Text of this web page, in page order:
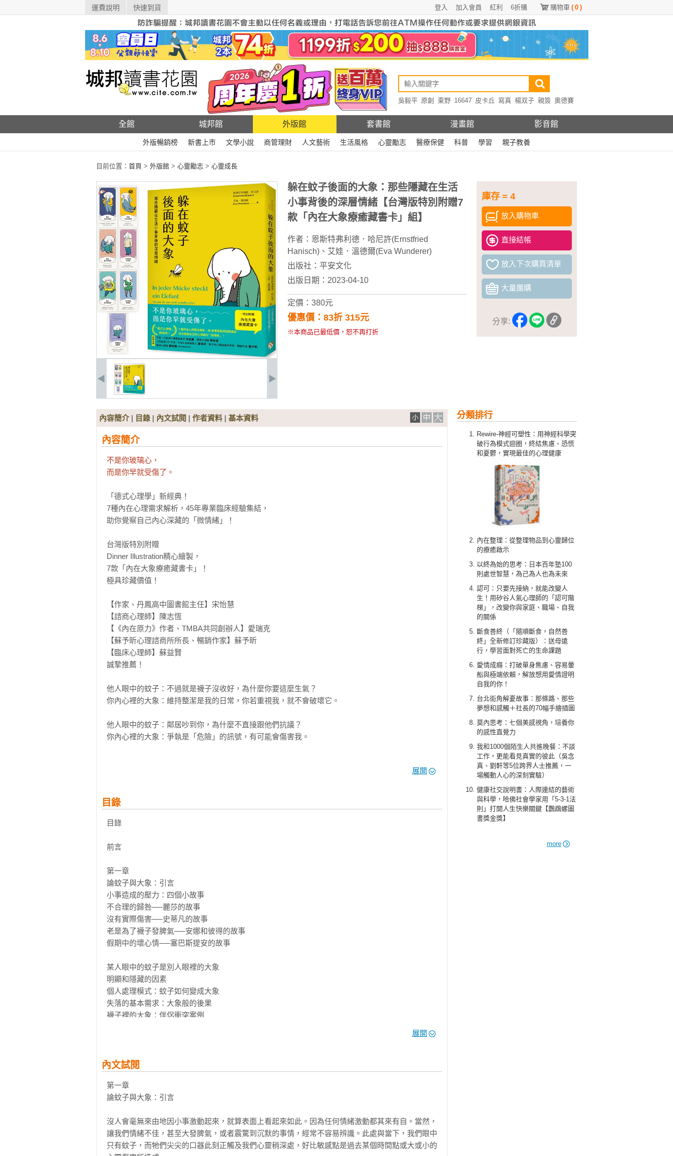
運費說明 快速到貨 購物車 ( 0 )
6折購
紅利
加入會員
登入
吳毅平 原創 東野 16647 皮卡丘 寫真 楊双子 親簽 奧德賽
全館 城邦館 外版館 套書館 漫畫館 影音館
外版暢銷榜 新書上市 文學小說 商管理財 人文藝術 生活風格 心靈勵志 醫療保健 科普 學習 親子教養
目前位置： 首頁 > 外版館 > 心靈勵志 > 心靈成長
庫存 = 4
放入購物車
直接結帳
放入下次購買清單
大量團購
分享:
躲在蚊子後面的大象：那些隱藏在生活
小事背後的深層情緒【台灣版特別附贈7
款「內在大象療癒藏書卡」組】
作者： 恩斯特弗利德．哈尼許(Ernstfried
Hanisch) 、 艾娃．溫德爾(Eva Wunderer)
出版社： 平安文化
出版日期：2023-04-10
定價：380元
優惠價：83折 315元
※本商品已最低價，恕不再打折
分類排行
Rewire-神經可塑性：用神經科學突
破行為模式迴圈，終結焦慮、恐慌
和憂鬱，實現最佳的心理健康
內在整理：從整理物品到心靈歸位
的療癒啟示
以終為始的思考：日本百年塾100
則處世智慧，為己為人也為未來
認可：只要先接納，就能改變人
生！用矽谷人氣心理師的「認可階
梯」，改變你與家庭、職場、自我
的關係
斷食善終（「隨順斷食，自然善
終」全新修訂珍藏版）：送母遠
行，學習面對死亡的生命課題
愛情成癮：打破單身焦慮、容易暈
船與極端依賴，解放想用愛情證明
自我的你！
台北街角解憂故事：那條路、那些
夢想和感觸＋社長的70幅手繪插圖
莫內思考：七個美感視角，培養你
的感性直覺力
我和1000個陌生人共進晚餐：不談
工作，更能看見真實的彼此（吳念
真、劉軒等5位跨界人士推薦，一
場觸動人心的深刻實驗）
健康社交說明書：人際連結的藝術
與科學，哈佛社會學家用「5-3-1法
則」打開人生快樂關鍵【鸚鵡螺圖
書獎金獎】
more
內容簡介| 目錄 | 內文試閱 | 作者資料 | 基本資料
內容簡介
不是你玻璃心，
而是你早就受傷了。
「德式心理學」新經典！
7種內在心理需求解析，45年專業臨床經驗集結，
助你覺察自己內心深藏的「微情緒」！
台灣版特別附贈
Dinner Illustration精心繪製，
7款「內在大象療癒藏書卡」！
極具珍藏價值！
【作家、丹鳳高中圖書館主任】宋怡慧
【諮商心理師】陳志恆
【《內在原力》作者、TMBA共同創辦人】愛瑞克
【蘇予昕心理諮商所所長、暢銷作家】蘇予昕
【臨床心理師】蘇益賢
誠摯推薦！
他人眼中的蚊子：不過就是襪子沒收好，為什麼你要這麼生氣？
你內心裡的大象：維持整潔是我的日常，你若重視我，就不會破壞它。
他人眼中的蚊子：鄰居吵到你，為什麼不直接跟他們抗議？
你內心裡的大象：爭執是「危險」的訊號，有可能會傷害我。
看起來像「蚊子」一樣小的事，背後的情緒卻有如「大象」一樣大。
每個情緒背後都有成因，通常我們會知道自己為什麼沮喪，為什麼生氣？但有時候，一些他人看起來
而我們自己也不知道原因。
這些「小事」可能是一個沒有回覆的訊息、工作時突如其來的手機鈴聲，也可能是餐廳差勁的服務、
朋友無心的一句話。它反映了我們過往的人生履歷、潛在的自我認同、深藏的內在創傷，我們很容易
不自覺的迴避它，但無意間卻忽視了自己最真實的情感需求，陷入低落的情緒中。
德國心理學家哈尼許和溫德爾融合45年臨床經驗、實際案例解析，幫助我們傾聽真實的心聲、認清自
己的需求、壯大內心的力量，透過自主練習的過程，我們得以從情緒中找到勇氣，找到突破僵局的方
法。每個人都有屬於自己的蚊子和大象，而經過這場療癒之旅，大象將會走出蚊子的背後，找回屬於
展開
目錄
目錄
前言
第一章
論蚊子與大象：引言
小事造成的壓力：四個小故事
不合理的歸咎──麗莎的故事
沒有實際傷害──史蒂凡的故事
老是為了襪子發脾氣──安娜和彼得的故事
假期中的壞心情──塞巴斯提安的故事
某人眼中的蚊子是別人眼裡的大象
明顯和隱藏的因素
個人處理模式：蚊子如何變成大象
失落的基本需求：大象般的後果
襪子裡的大象：伴侶衝突案例
第二章
正向發展的基礎：滿足基本需求
從安全感到自主決定：需求層級
到達上方：獨立的成年人
如果需求失落：大象的產生
展開
內文試閱
第一章
論蚊子與大象：引言
沒人會毫無來由地因小事激動起來，就算表面上看起來如此。因為任何情緒激動都其來有自。當然，
讓我們情緒不佳，甚至大發脾氣，或者震驚到沉默的事情，經常不容易辨識。此處與當下，我們眼中
只有蚊子，而牠們尖尖的口器此刻正觸及我們心靈稍深處，好比敏感點是過去某個時間點或大或小的